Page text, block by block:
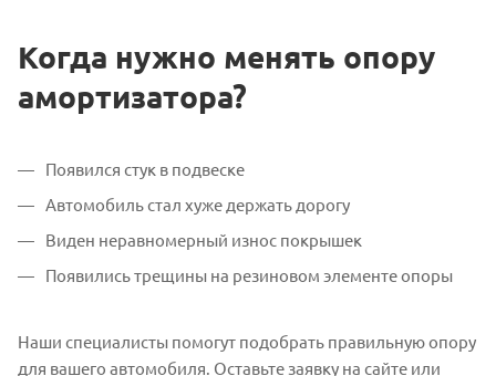
Когда нужно менять опору
амортизатора?
Появился стук в подвеске
Автомобиль стал хуже держать дорогу
Виден неравномерный износ покрышек
Появились трещины на резиновом элементе опоры
Наши специалисты помогут подобрать правильную опору
для вашего автомобиля. Оставьте заявку на сайте или